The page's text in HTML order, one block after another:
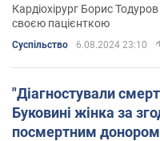
Кардіохірург Борис Тодуров
своєю пацієнткою
Суспільство 6.08.2024 23:10
"Діагностували
Буковині жінка за
посмертним донором